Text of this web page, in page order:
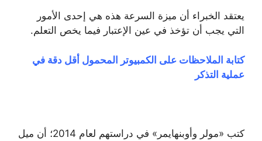
يعتقد الخبراء أن ميزة السرعة هذه هي إحدى الأمور
التي يجب أن تؤخذ في عين الإعتبار فيما يخص التعلم.
كتابة الملاحظات على الكمبيوتر المحمول أقل دقة في
عملية التذكر
كتب «مولر وأوبنهايمر» في دراستهم لعام 2014؛ أن ميل